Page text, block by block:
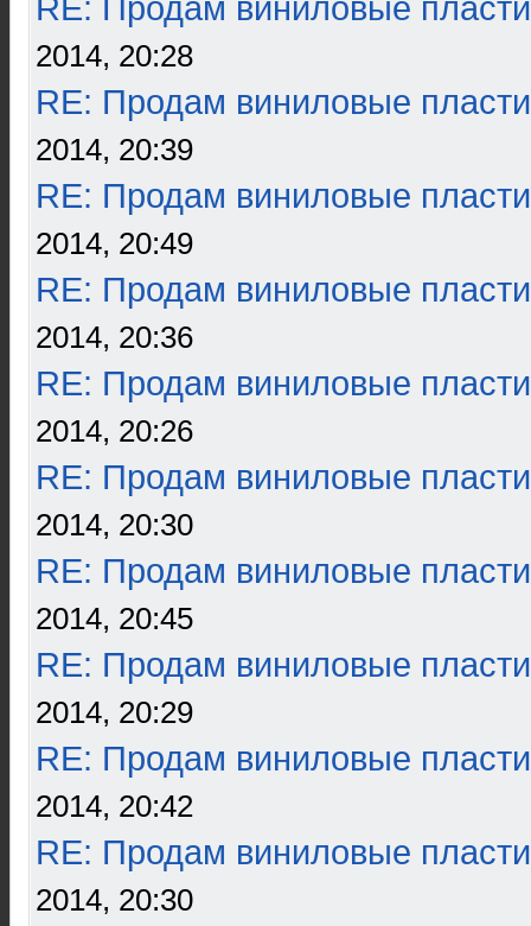
RE: Продам виниловые
2014, 20:28
RE: Продам виниловые
2014, 20:39
RE: Продам виниловые
2014, 20:49
RE: Продам виниловые
2014, 20:36
RE: Продам виниловые
2014, 20:26
RE: Продам виниловые
2014, 20:30
RE: Продам виниловые
2014, 20:45
RE: Продам виниловые
2014, 20:29
RE: Продам виниловые
2014, 20:42
RE: Продам виниловые
2014, 20:30